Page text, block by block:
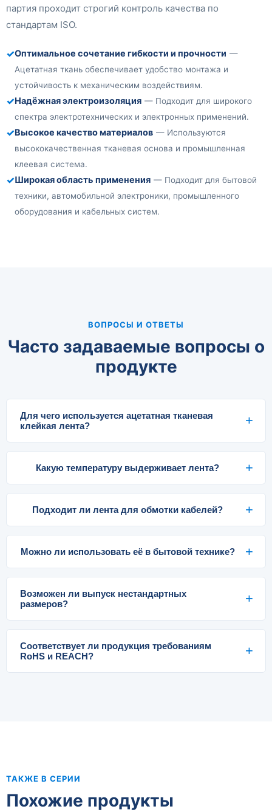
партия проходит строгий контроль качества по
стандартам ISO.
✓Оптимальное сочетание гибкости и прочности —
Ацетатная ткань обеспечивает удобство монтажа и
устойчивость к механическим воздействиям.
✓Надёжная электроизоляция — Подходит для широкого
спектра электротехнических и электронных применений.
✓Высокое качество материалов — Используются
высококачественная тканевая основа и промышленная
клеевая система.
✓Широкая область применения — Подходит для бытовой
техники, автомобильной электроники, промышленного
оборудования и кабельных систем.
ВОПРОСЫ И ОТВЕТЫ
Часто задаваемые вопросы о
продукте
Для чего используется ацетатная тканевая
клейкая лента?
Какую температуру выдерживает лента?
Подходит ли лента для обмотки кабелей?
Можно ли использовать её в бытовой технике?
Возможен ли выпуск нестандартных
размеров?
Соответствует ли продукция требованиям
RoHS и REACH?
ТАКЖЕ В СЕРИИ
Похожие продукты